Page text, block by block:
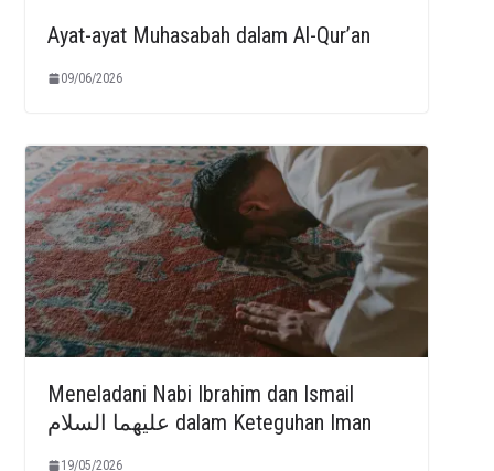
Ayat-ayat Muhasabah dalam Al-Qur’an
09/06/2026
Meneladani Nabi Ibrahim dan Ismail
عليهما السلام dalam Keteguhan Iman
19/05/2026